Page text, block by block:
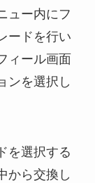
ュー内にフ
ードを行い
ィール画面
ンを選択し
を選択する
から交換し